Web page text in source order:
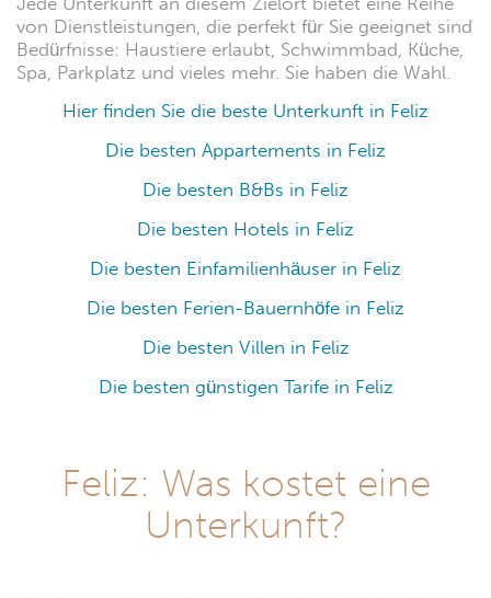
von Dienstleistungen, die perfekt für Sie geeignet sind
Bedürfnisse: Haustiere erlaubt, Schwimmbad, Küche,
Spa, Parkplatz und vieles mehr. Sie haben die Wahl.
Hier finden Sie die beste Unterkunft in Feliz
Die besten Appartements in Feliz
Die besten B&Bs in Feliz
Die besten Hotels in Feliz
Die besten Einfamilienhäuser in Feliz
Die besten Ferien-Bauernhöfe in Feliz
Die besten Villen in Feliz
Die besten günstigen Tarife in Feliz
Feliz: Was kostet eine
Unterkunft?